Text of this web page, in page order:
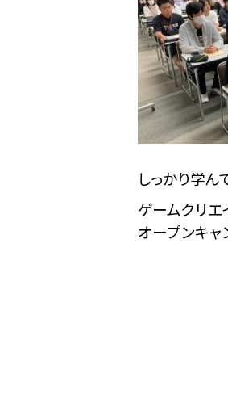
しっかり学ん
ゲームクリ
オープンキャ